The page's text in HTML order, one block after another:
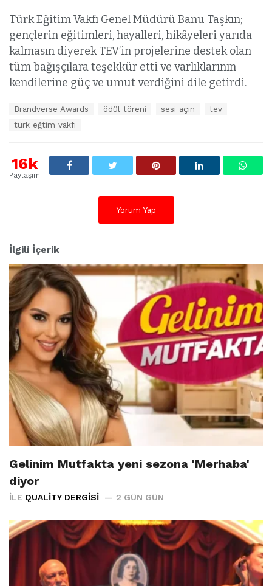
Türk Eğitim Vakfı Genel Müdürü Banu Taşkın;
gençlerin eğitimleri, hayalleri, hikâyeleri yarıda
kalmasın diyerek TEV’in projelerine destek olan
tüm bağışçılara teşekkür etti ve varlıklarının
kendilerine güç ve umut verdiğini dile getirdi.
t
l
Brandverse Awards ödül töreni sesi açın
tev
türk eğtim vakfı
16k
Paylaşım
Yorum Yap
İlgili İçerik
Gelinim Mutfakta yeni sezona 'Merhaba'
diyor
İLE QUALITY DERGISI 2 GÜN GÜN